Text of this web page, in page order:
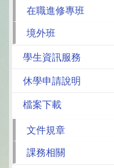
在職進修專班
境外班
學生資訊服務
休學申請說明
檔案下載
文件規章
課務相關